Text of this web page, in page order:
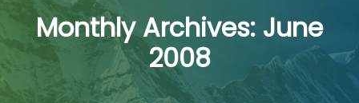
Monthly Archives: June
2008